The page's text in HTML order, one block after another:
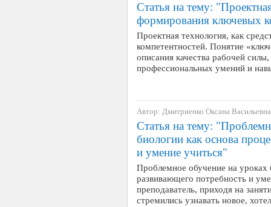
Статья на тему:
формирования ключевых
Проектная технология, как
компетентностей. Понятие
описания качества рабочей
профессиональных умений и
Автор: Дмитриенко Оксана Васильевна
Статья на тему:
биологии как основа
и умение учиться"
Проблемное обучение на уроках
развивающего потребность и
преподаватель, приходя на
стремились узнавать новое,